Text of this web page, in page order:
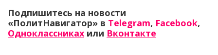
Подпишитесь на новости
«ПолитНавигатор» в Telegram, Facebook,
Одноклассниках или Вконтакте